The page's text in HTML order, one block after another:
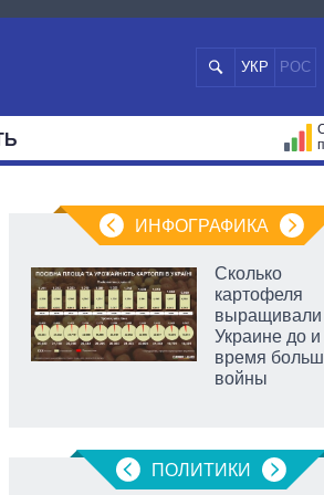
УКР РОС
ИНФОГРАФИКА
Сколько
картофеля
выращивали
Украине до
время
войны
ПОЛИТИКИ